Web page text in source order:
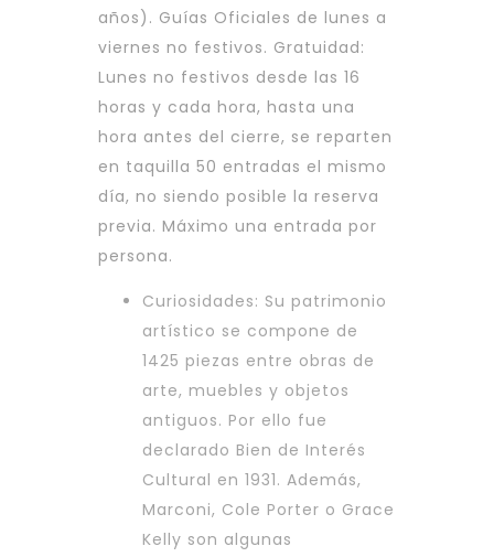
años). Guías Oficiales de lunes a
viernes no festivos. Gratuidad:
Lunes no festivos desde las 16
horas y cada hora, hasta una
hora antes del cierre, se reparten
en taquilla 50 entradas el mismo
día, no siendo posible la reserva
previa. Máximo una entrada por
persona.
Curiosidades: Su patrimonio
artístico se compone de
1425 piezas entre obras de
arte, muebles y objetos
antiguos. Por ello fue
declarado Bien de Interés
Cultural en 1931. Además,
Marconi, Cole Porter o Grace
Kelly son algunas